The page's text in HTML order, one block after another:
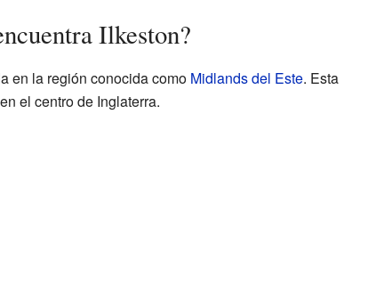
Ilkeston?
en la región conocida como Midlands del Este. Esta
el centro de Inglaterra.